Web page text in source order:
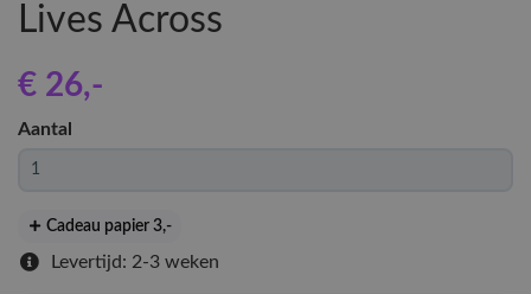
Lives Across
€ 26,-
Aantal
Cadeau papier 3,-
Levertijd: 2-3 weken